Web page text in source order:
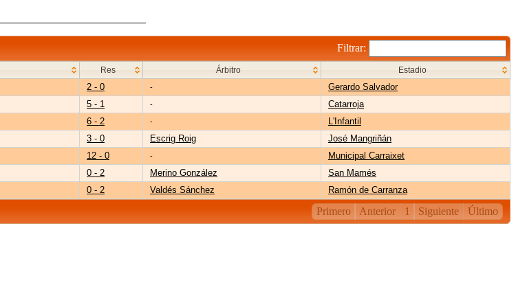
Filtrar:
Res Árbitro Estadio
2 - 0 - Gerardo Salvador
5 - 1 - Catarroja
6 - 2 - L'Infantil
3 - 0 Escrig Roig José Mangriñán
12 - 0 - Municipal Carraixet
0 - 2 Merino González San Mamés
0 - 2 Valdés Sánchez Ramón de Carranza
Primero Anterior 1 Siguiente Último